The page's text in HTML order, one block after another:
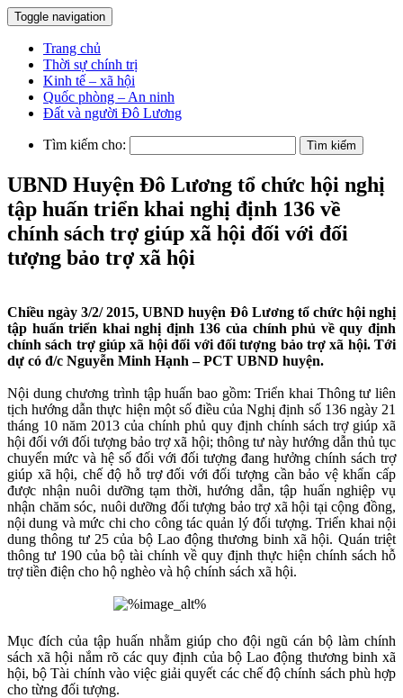
Toggle navigation
Trang chủ
Thời sự chính trị
Kinh tế – xã hội
Quốc phòng – An ninh
Đất và người Đô Lương
Tìm kiếm cho:
UBND Huyện Đô Lương tổ chức hội nghị
tập huấn triển khai nghị định 136 về
chính sách trợ giúp xã hội đối với đối
tượng bảo trợ xã hội
Chiều ngày 3/2/ 2015, UBND huyện Đô Lương tổ chức hội nghị
tập huấn triển khai nghị định 136 của chính phủ về quy định
chính sách trợ giúp xã hội đối với đối tượng bảo trợ xã hội. Tới
dự có đ/c Nguyễn Minh Hạnh – PCT UBND huyện.
Nội dung chương trình tập huấn bao gồm: Triển khai Thông tư liên
tịch hướng dẫn thực hiện một số điều của Nghị định số 136 ngày 21
tháng 10 năm 2013 của chính phủ quy định chính sách trợ giúp xã
hội đối với đối tượng bảo trợ xã hội; thông tư này hướng dẫn thủ tục
chuyển mức và hệ số đối với đối tượng đang hưởng chính sách trợ
giúp xã hội, chế độ hỗ trợ đối với đối tượng cần bảo vệ khẩn cấp
được nhận nuôi dưỡng tạm thời, hướng dẫn, tập huấn nghiệp vụ
nhận chăm sóc, nuôi dưỡng đối tượng bảo trợ xã hội tại cộng đồng,
nội dung và mức chi cho công tác quản lý đối tượng. Triển khai nội
dung thông tư 25 của bộ Lao động thương binh xã hội. Quán triệt
thông tư 190 của bộ tài chính về quy định thực hiện chính sách hỗ
trợ tiền điện cho hộ nghèo và hộ chính sách xã hội.
Mục đích của tập huấn nhằm giúp cho đội ngũ cán bộ làm chính
sách xã hội nắm rõ các quy định của bộ Lao động thương binh xã
hội, bộ Tài chính vào việc giải quyết các chế độ chính sách phù hợp
cho từng đối tượng.